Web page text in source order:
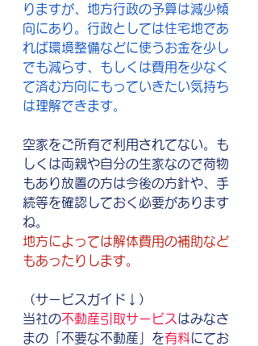
りますが、地方行政の予算は減少傾
向にあり。行政としては住宅地であ
れば環境整備などに使うお金を少し
でも減らす、もしくは費用を少なく
て済む方向にもっていきたい気持ち
は理解できます。
空家をご所有で利用されてない。も
しくは両親や自分の生家なので荷物
もあり放置の方は今後の方針や、手
続等を確認しておく必要があります
ね。
地方によっては解体費用の補助など
もあったりします。
（サービスガイド↓）
当社の不動産引取サービスはみなさ
まの「不要な不動産」を有料にてお